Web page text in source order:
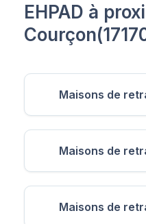
EHPAD à
Maisons de
Maisons de
Maisons de